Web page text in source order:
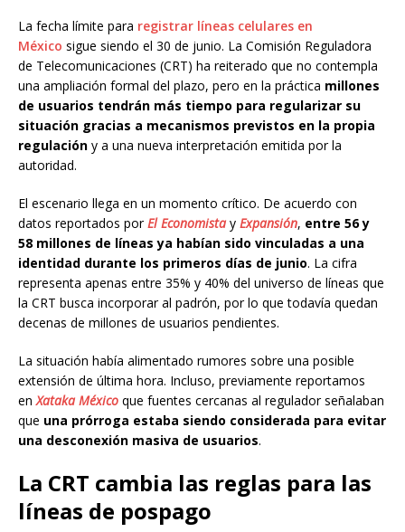
La fecha límite para registrar líneas celulares en
México sigue siendo el 30 de junio. La Comisión Reguladora
de Telecomunicaciones (CRT) ha reiterado que no contempla
una ampliación formal del plazo, pero en la práctica millones
de usuarios tendrán más tiempo para regularizar su
situación gracias a mecanismos previstos en la propia
regulación y a una nueva interpretación emitida por la
autoridad.
El escenario llega en un momento crítico. De acuerdo con
datos reportados porEl Economista y Expansión, entre 56 y
58 millones de líneas ya habían sido vinculadas a una
identidad durante los primeros días de junio. La cifra
representa apenas entre 35% y 40% del universo de líneas que
la CRT busca incorporar al padrón, por lo que todavía quedan
decenas de millones de usuarios pendientes.
La situación había alimentado rumores sobre una posible
extensión de última hora. Incluso, previamente reportamos
enXataka México que fuentes cercanas al regulador señalaban
que una prórroga estaba siendo considerada para evitar
una desconexión masiva de usuarios.
La CRT cambia las reglas para las
líneas de pospago